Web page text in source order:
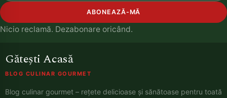
ABONEAZĂ-MĂ
Nicio reclamă. Dezabonare oricând.
Gătești Acasă
BLOG CULINAR GOURMET
Blog culinar gourmet – rețete delicioase și sănătoase pentru toată